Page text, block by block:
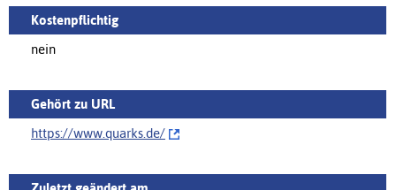
Kostenpflichtig
nein
Gehört zu URL
https://www.quarks.de/‌